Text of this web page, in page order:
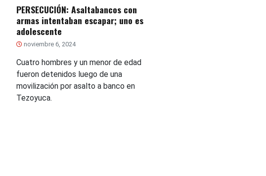
PERSECUCIÓN: Asaltabancos con
armas intentaban escapar; uno es
adolescente
noviembre 6, 2024
Cuatro hombres y un menor de edad
fueron detenidos luego de una
movilización por asalto a banco en
Tezoyuca.